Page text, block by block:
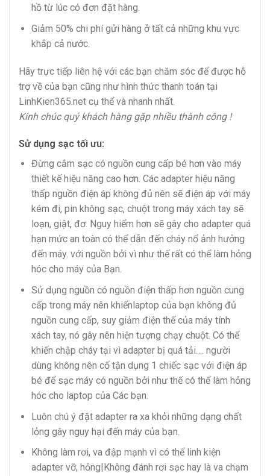
hồ từ lúc có đơn đặt hàng.
Giảm 50% chi phí gửi hàng ở tất cả những khu vực
khắp cả nước.
Hãy trực tiếp liên hệ với các bạn chăm sóc để được hỗ
trợ về của bạn cũng như hình thức thanh toán tại
LinhKien365.net cụ thể và nhanh nhất.
Kính chúc quý khách hàng gặp nhiều thành công !
Sử dụng sạc tối ưu:
Đừng cắm sạc có nguồn cung cấp bé hơn vào máy
thiết kế hiệu năng cao hơn. Các adapter hiệu năng
thấp nguồn điện áp không đủ nên sẽ điện áp với máy
kém đi, pin không sạc, chuột trong máy xách tay sẽ
loạn, giật, đơ. Nguy hiểm hơn sẽ gây cho adapter quá
hạn mức an toàn có thể dẫn đến cháy nổ ảnh hưởng
đến máy. với nguồn bởi vì như thế rất có thể làm hỏng
hóc cho máy của Bạn.
Sử dụng nguồn có nguồn điện thấp hơn nguồn cung
cấp trong máy nên khiếnlaptop của bạn không đủ
nguồn cung cấp, suy giảm điện thế của máy tính
xách tay, nó gây nên hiện tượng chạy chuột. Có thể
khiến chập cháy tại vì adapter bị quá tải…. người
dùng không nên cố tận dụng 1 chiếc sạc với điện áp
bé để sạc máy có nguồn bởi như thế có thể làm hỏng
hóc cho laptop của Các bạn.
Luôn chú ý đặt adapter ra xa khỏi những dạng chất
lỏng gây nguy hại đến máy của bạn.
Không làm rơi, va đập mạnh vì có thể linh kiện
adapter vỡ, hỏng|Không đánh rơi sạc hay là va chạm